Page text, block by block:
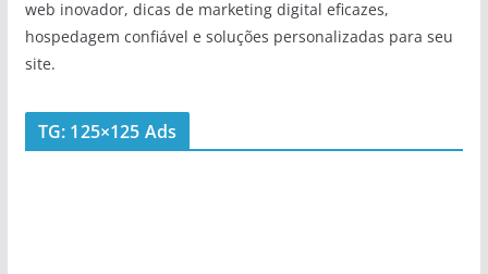
web inovador, dicas de marketing digital eficazes,
hospedagem confiável e soluções personalizadas para seu
site.
TG: 125×125 Ads